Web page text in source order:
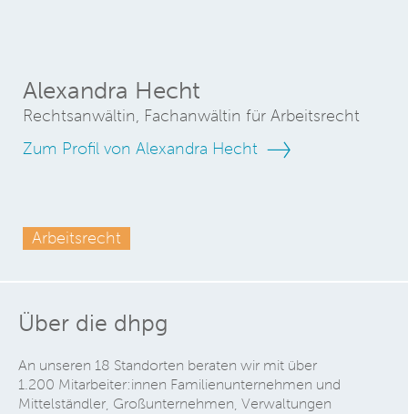
Alexandra Hecht
Rechtsanwältin, Fachanwältin für Arbeitsrecht
Zum Profil von Alexandra Hecht
Arbeitsrecht
Über die dhpg
An unseren 18 Standorten beraten wir mit über
1.200 Mitarbeiter:innen Familienunternehmen und
Mittelständler, Großunternehmen, Verwaltungen